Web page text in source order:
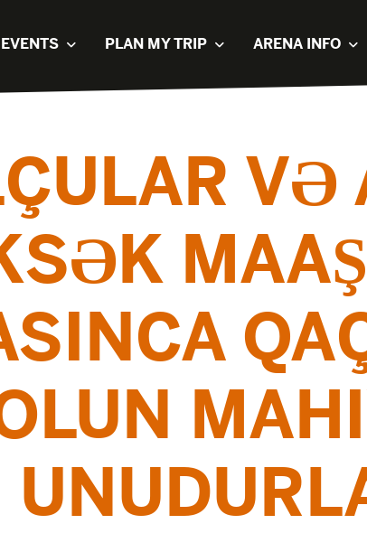
EVENTS PLAN MY TRIP ARENA INFO
VƏ